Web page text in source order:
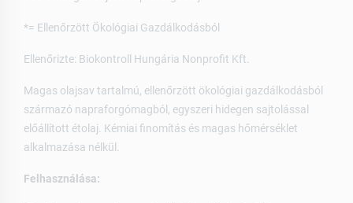
*= Ellenőrzött Ökológiai Gazdálkodásból
Ellenőrizte: Biokontroll Hungária Nonprofit Kft.
Magas olajsav tartalmú, ellenőrzött ökológiai gazdálkodásból
származó napraforgómagból, egyszeri hidegen sajtolással
előállított étolaj. Kémiai finomítás és magas hőmérséklet
alkalmazása nélkül.
Felhasználása: